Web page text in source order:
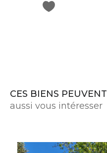
CES BIENS PEUVENT
aussi vous intéresser